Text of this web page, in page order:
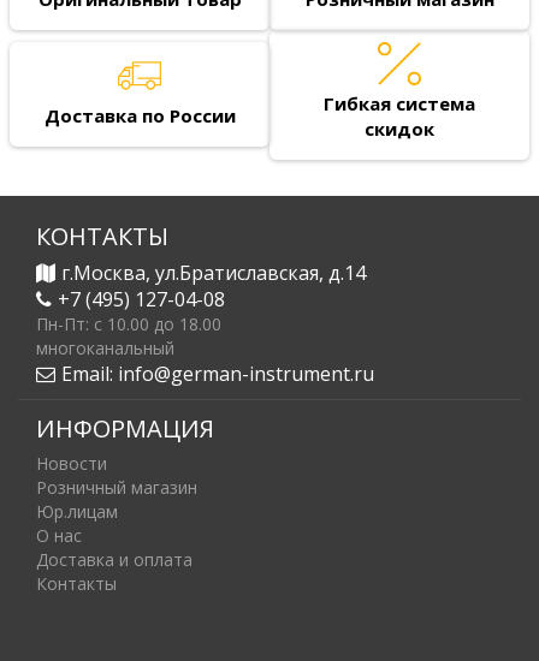
Доставка по России
Гибкая система
скидок
КОНТАКТЫ
г.Москва, ул.Братиславская, д.14
+7 (495) 127-04-08
Пн-Пт: c 10.00 до 18.00
многоканальный
Email: info@german-instrument.ru
ИНФОРМАЦИЯ
Новости
Розничный магазин
Юр.лицам
О нас
Доставка и оплата
Контакты